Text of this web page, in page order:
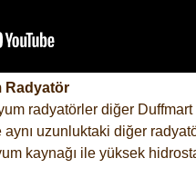
Radyatör
radyatörler diğer
uzunluktaki diğer
kaynağı ile yüksek